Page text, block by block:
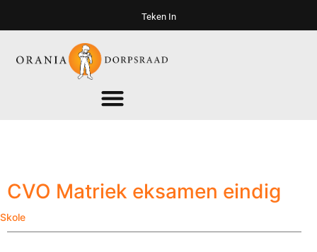
Teken In
CVO Matriek eksamen eindig
Skole